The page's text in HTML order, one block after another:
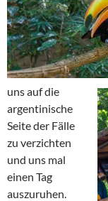
uns auf die
argentinische
Seite der Fälle
zu verzichten
und uns mal
einen Tag
auszuruhen.